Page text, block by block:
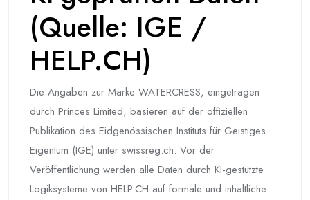
(Quelle: IGE /
HELP.CH)
Die Angaben zur Marke WATERCRESS, eingetragen
durch Princes Limited, basieren auf der offiziellen
Publikation des Eidgenössischen Instituts für Geistiges
Eigentum (IGE) unter swissreg.ch. Vor der
Veröffentlichung werden alle Daten durch KI-gestützte
Logiksysteme von HELP.CH auf formale und inhaltliche